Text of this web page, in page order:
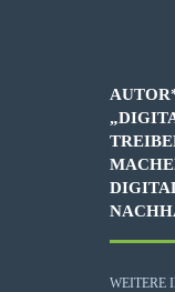
WEITERE